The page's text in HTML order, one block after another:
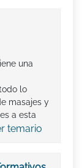
una
lo
masajes y
a esta
temario